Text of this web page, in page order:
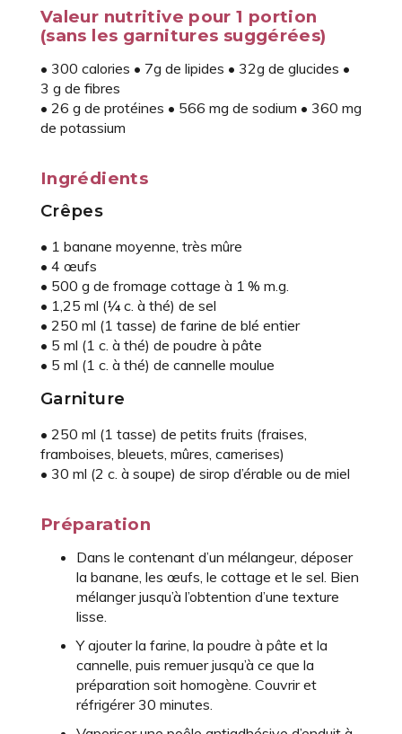
Valeur nutritive pour 1 portion
(sans les garnitures suggérées)
• 300 calories • 7g de lipides • 32g de glucides •
3 g de fibres
• 26 g de protéines • 566 mg de sodium • 360 mg
de potassium
Ingrédients
Crêpes
• 1 banane moyenne, très mûre
• 4 œufs
• 500 g de fromage cottage à 1 % m.g.
• 1,25 ml (¼ c. à thé) de sel
• 250 ml (1 tasse) de farine de blé entier
• 5 ml (1 c. à thé) de poudre à pâte
• 5 ml (1 c. à thé) de cannelle moulue
Garniture
• 250 ml (1 tasse) de petits fruits (fraises,
framboises, bleuets, mûres, camerises)
• 30 ml (2 c. à soupe) de sirop d’érable ou de miel
Préparation
Dans le contenant d’un mélangeur, déposer
la banane, les œufs, le cottage et le sel. Bien
mélanger jusqu’à l’obtention d’une texture
lisse.
Y ajouter la farine, la poudre à pâte et la
cannelle, puis remuer jusqu’à ce que la
préparation soit homogène. Couvrir et
réfrigérer 30 minutes.